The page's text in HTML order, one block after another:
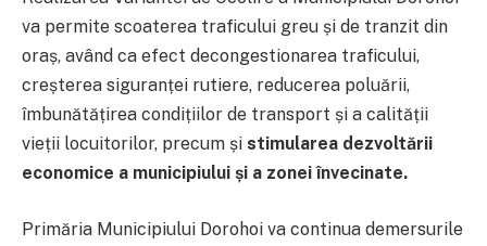
va permite scoaterea traficului greu și de tranzit din
oraș, având ca efect decongestionarea traficului,
creșterea siguranței rutiere, reducerea poluării,
îmbunătățirea condițiilor de transport și a calității
vieții locuitorilor, precum și stimularea dezvoltării
economice a municipiului și a zonei învecinate.
Primăria Municipiului Dorohoi va continua demersurile